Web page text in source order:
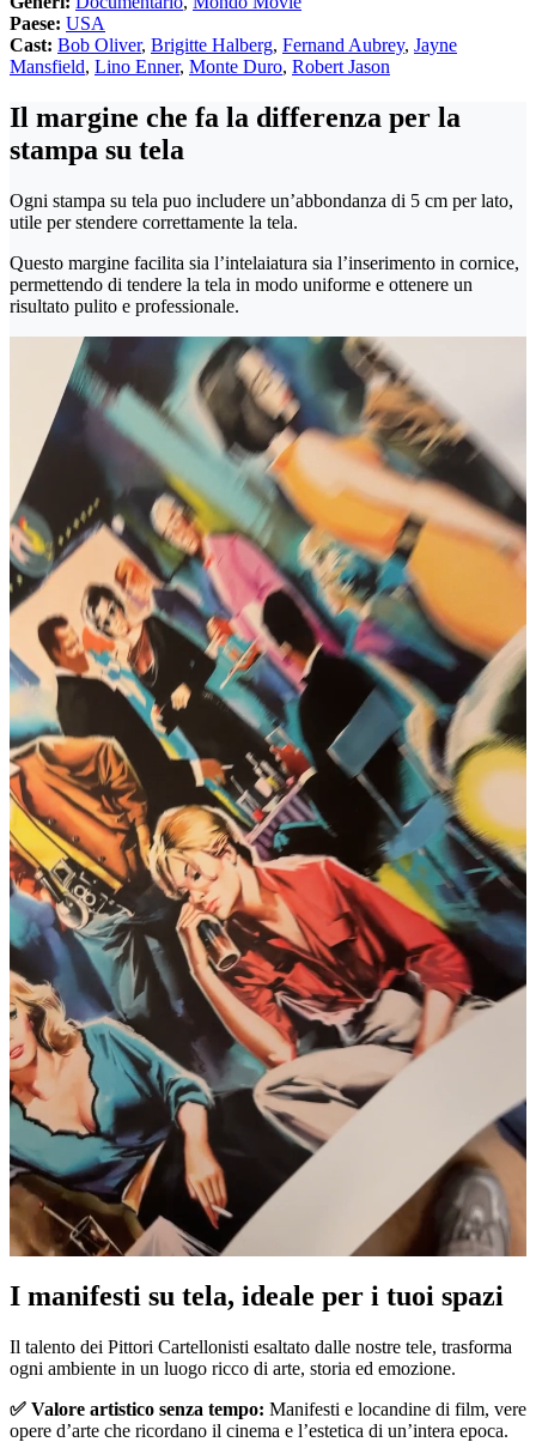
Paese: USA
Cast: Bob Oliver, Brigitte Halberg, Fernand Aubrey, Jayne
Mansfield, Lino Enner, Monte Duro, Robert Jason
Il margine che fa la differenza per la
stampa su tela
Ogni stampa su tela puo includere un’abbondanza di 5 cm per lato,
utile per stendere correttamente la tela.
Questo margine facilita sia l’intelaiatura sia l’inserimento in cornice,
permettendo di tendere la tela in modo uniforme e ottenere un
risultato pulito e professionale.
Pause
I manifesti su tela, ideale per i tuoi spazi
Il talento dei Pittori Cartellonisti esaltato dalle nostre tele, trasforma
ogni ambiente in un luogo ricco di arte, storia ed emozione.
✅ Valore artistico senza tempo: Manifesti e locandine di film, vere
opere d’arte che ricordano il cinema e l’estetica di un’intera epoca.